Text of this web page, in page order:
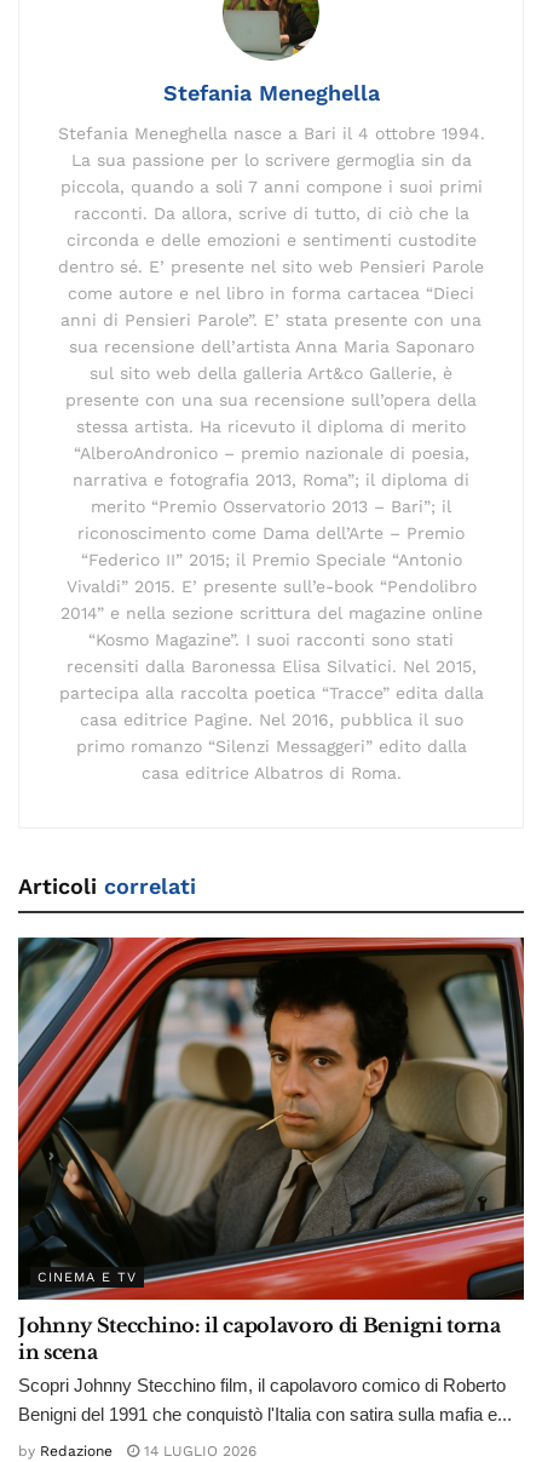
k
Stefania Meneghella
Stefania Meneghella nasce a Bari il 4 ottobre 1994.
La sua passione per lo scrivere germoglia sin da
piccola, quando a soli 7 anni compone i suoi primi
racconti. Da allora, scrive di tutto, di ciò che la
circonda e delle emozioni e sentimenti custodite
dentro sé. E’ presente nel sito web Pensieri Parole
come autore e nel libro in forma cartacea “Dieci
anni di Pensieri Parole”. E’ stata presente con una
sua recensione dell’artista Anna Maria Saponaro
sul sito web della galleria Art&co Gallerie, è
presente con una sua recensione sull’opera della
stessa artista. Ha ricevuto il diploma di merito
“AlberoAndronico – premio nazionale di poesia,
narrativa e fotografia 2013, Roma”; il diploma di
merito “Premio Osservatorio 2013 – Bari”; il
riconoscimento come Dama dell’Arte – Premio
“Federico II” 2015; il Premio Speciale “Antonio
Vivaldi” 2015. E’ presente sull’e-book “Pendolibro
2014” e nella sezione scrittura del magazine online
“Kosmo Magazine”. I suoi racconti sono stati
recensiti dalla Baronessa Elisa Silvatici. Nel 2015,
partecipa alla raccolta poetica “Tracce” edita dalla
casa editrice Pagine. Nel 2016, pubblica il suo
primo romanzo “Silenzi Messaggeri” edito dalla
casa editrice Albatros di Roma.
Articoli correlati
CINEMA E TV
Johnny Stecchino: il capolavoro di Benigni torna
in scena
Scopri Johnny Stecchino film, il capolavoro comico di Roberto
Benigni del 1991 che conquistò l'Italia con satira sulla mafia e...
by Redazione 14 LUGLIO 2026